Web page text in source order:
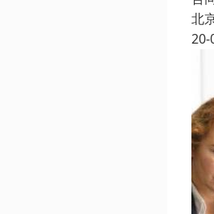
北
20-